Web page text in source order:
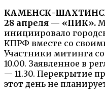
КАМЕНСК-
28 апреля — «ПИК».
инициировало
КПРФ вместе со
Участники митинга
10.00. Заявленное в
— 11.30. Перекрытие
этот день не